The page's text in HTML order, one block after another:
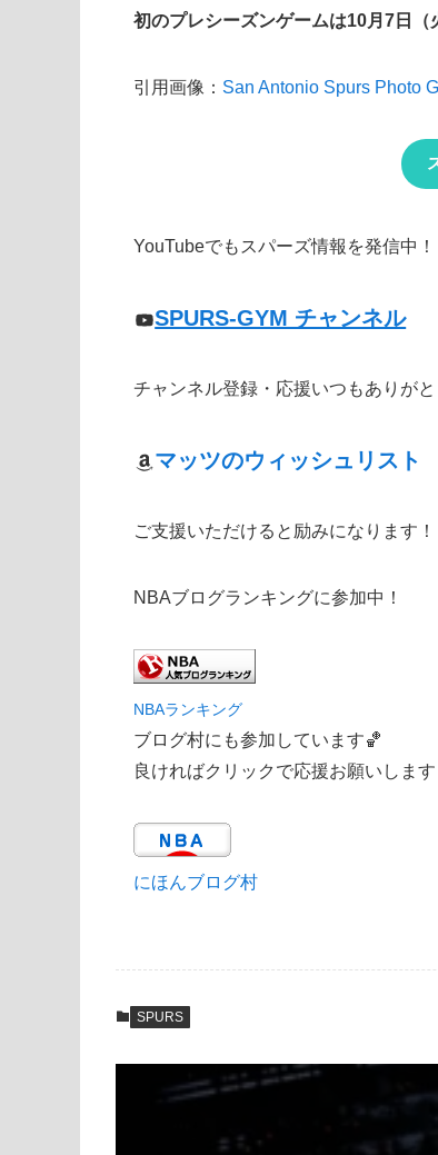
初のプレシーズンゲームは10月7日（
引用画像： San Antonio Spurs Photo
YouTubeでもスパーズ情報を発信中！
SPURS-GYM チャンネル
チャンネル登録・応援いつもありがと
マッツのウィッシュリスト
ご支援いただけると励みになります！
NBAブログランキングに参加中！
NBAランキング
ブログ村にも参加しています🏀
良ければクリックで応援お願いします
にほんブログ村
SPURS